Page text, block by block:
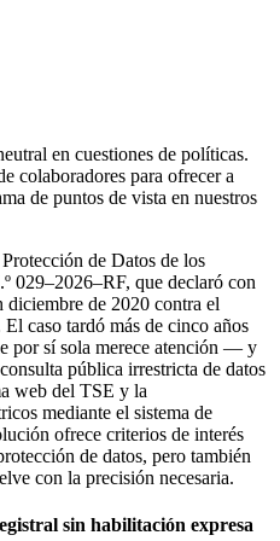
en cuestiones de políticas.
colaboradores para ofrecer a
de puntos de vista en nuestros
de Datos de los
029–2026–RF, que declaró con
diciembre de 2020 contra el
caso tardó más de cinco años
por sí sola merece atención — y
pública irrestricta de datos
web del TSE y la
mediante el sistema de
ofrece criterios de interés
de datos, pero también
con la precisión necesaria.
sin habilitación expresa